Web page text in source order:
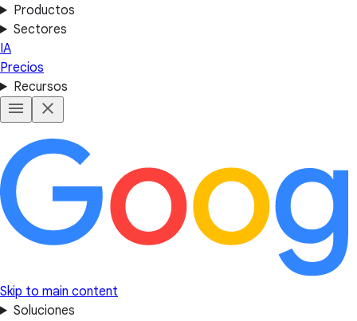
Productos
Sectores
IA
Precios
Recursos
Skip to main content
Soluciones